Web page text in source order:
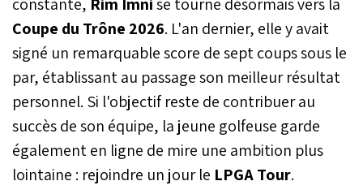
Coupe du Trône 2026. L'an dernier, elle y avait
signé un remarquable score de sept coups sous le
par, établissant au passage son meilleur résultat
personnel. Si l'objectif reste de contribuer au
succès de son équipe, la jeune golfeuse garde
également en ligne de mire une ambition plus
lointaine : rejoindre un jour le LPGA Tour.